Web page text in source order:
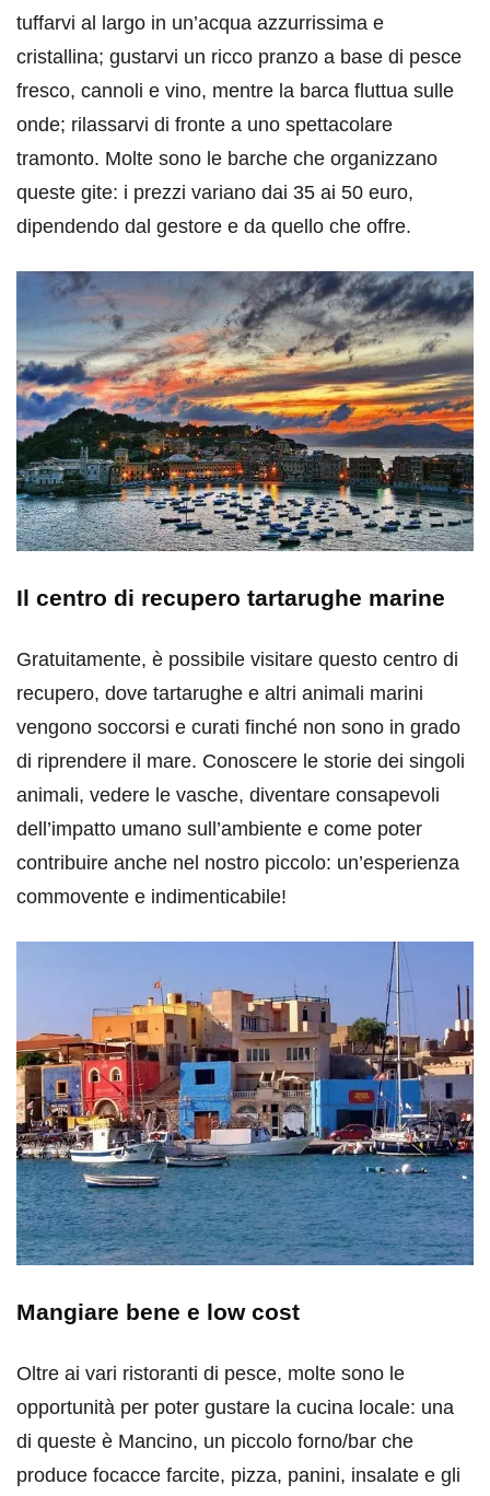
tuffarvi al largo in un’acqua azzurrissima e
cristallina; gustarvi un ricco pranzo a base di pesce
fresco, cannoli e vino, mentre la barca fluttua sulle
onde; rilassarvi di fronte a uno spettacolare
tramonto. Molte sono le barche che organizzano
queste gite: i prezzi variano dai 35 ai 50 euro,
dipendendo dal gestore e da quello che offre.
Il centro di recupero tartarughe marine
Gratuitamente, è possibile visitare questo centro di
recupero, dove tartarughe e altri animali marini
vengono soccorsi e curati finché non sono in grado
di riprendere il mare. Conoscere le storie dei singoli
animali, vedere le vasche, diventare consapevoli
dell’impatto umano sull’ambiente e come poter
contribuire anche nel nostro piccolo: un’esperienza
commovente e indimenticabile!
Mangiare bene e low cost
Oltre ai vari ristoranti di pesce, molte sono le
opportunità per poter gustare la cucina locale: una
di queste è Mancino, un piccolo forno/bar che
produce focacce farcite, pizza, panini, insalate e gli